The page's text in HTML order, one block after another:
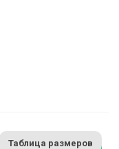
Таблица размеров